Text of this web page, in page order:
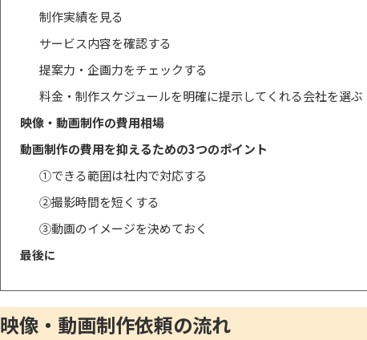
制作実績を見る
サービス内容を確認する
提案力・企画力をチェックする
料金・制作スケジュールを明確に提示してくれる会社を選ぶ
映像・動画制作の費用相場
動画制作の費用を抑えるための3つのポイント
①できる範囲は社内で対応する
②撮影時間を短くする
③動画のイメージを決めておく
最後に
映像・動画制作依頼の流れ